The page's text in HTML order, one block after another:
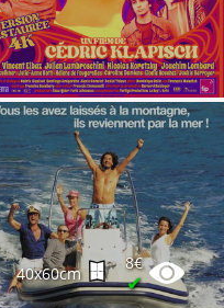
40x60cm
8€
✔